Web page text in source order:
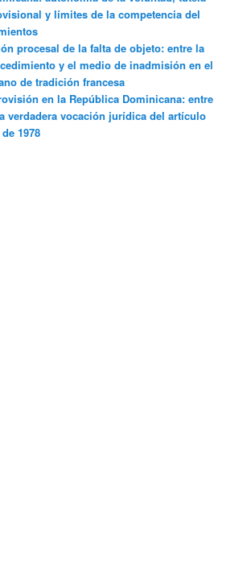
y límites de la competencia del
procesal de la falta de objeto: entre la
y el medio de inadmisión en el
de tradición francesa
en la República Dominicana: entre
verdadera vocación jurídica del artículo
1978